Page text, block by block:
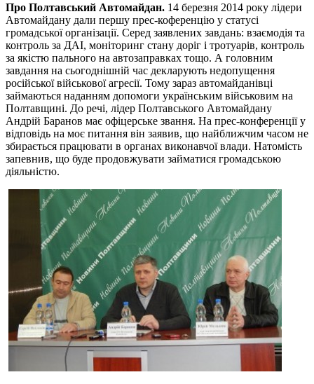
Про Полтавський Автомайдан. 14 березня 2014 року лідери
Автомайдану дали першу прес-коференцію у статусі
громадської організації. Серед заявлених завдань: взаємодія та
контроль за ДАІ, моніторинг стану доріг і тротуарів, контроль
за якістю пального на автозаправках тощо. А головним
завдання на сьогоднішній час декларують недопущення
російської військової агресії. Тому зараз автомайданівці
займаються наданням допомоги українським військовим на
Полтавщині. До речі, лідер Полтавського Автомайдану
Андрій Баранов має офіцерське звання. На прес-конференції у
відповідь на моє питання він заявив, що найближчим часом не
збирається працювати в органах виконавчої влади. Натомість
запевнив, що буде продовжувати займатися громадською
діяльністю.